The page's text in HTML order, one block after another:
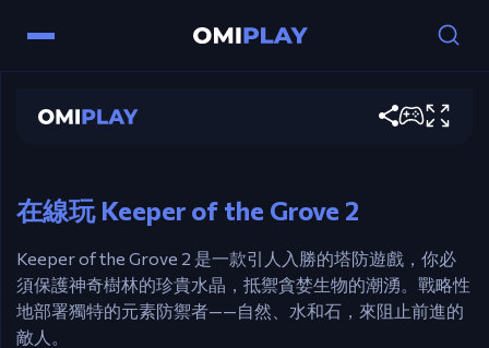
Keeper of the Grove 2
控制
滑鼠 – 放置和升級塔。
Enter – 開始潮湧。
在線玩 Keeper of the Grove 2
Keeper of the Grove 2 是一款引人入勝的塔防遊戲，你必
須保護神奇樹林的珍貴水晶，抵禦貪婪生物的潮湧。戰略性
地部署獨特的元素防禦者——自然、水和石，來阻止前進的
敵人。